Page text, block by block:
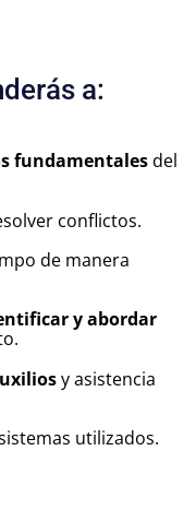
a:
fundamentalesdel
conflictos.
de manera
y abordar
y asistencia
utilizados.